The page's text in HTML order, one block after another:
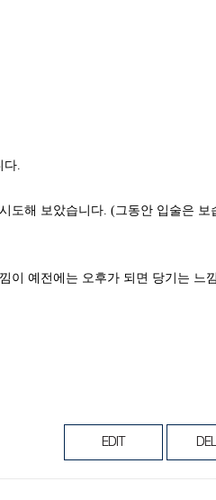
다.
해 보았습니다. (그동안 입술은 보
예전에는 오후가 되면 당기는 느
EDIT